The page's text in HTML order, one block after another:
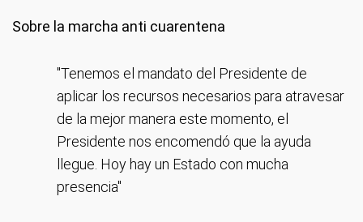
Sobre la marcha anti cuarentena
"Tenemos el mandato del Presidente de
aplicar los recursos necesarios para atravesar
de la mejor manera este momento, el
Presidente nos encomendó que la ayuda
llegue. Hoy hay un Estado con mucha
presencia"